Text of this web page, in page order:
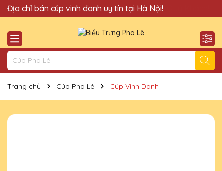
Quà Tặng Cúp Pha Lê Hà Nội QTG xin chào Quý Khách!
Địa chỉ bán cúp vinh danh uy tín tại Hà Nội!
Trang chủ Cúp Pha Lê Cúp Vinh Danh